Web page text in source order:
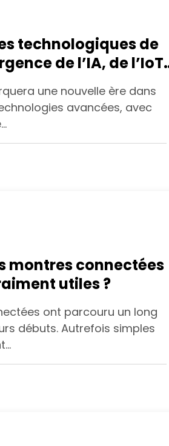
technologiques de
de l’IA, de l’IoT
virtuelle
une nouvelle ère dans
avancées, avec
montres connectées
utiles ?
ont parcouru un long
débuts. Autrefois simples